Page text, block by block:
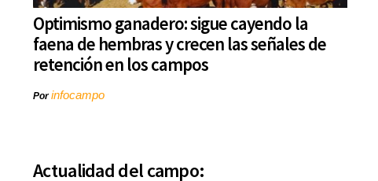
Optimismo ganadero: sigue cayendo la
faena de hembras y crecen las señales de
retención en los campos
Porinfocampo
Actualidad del campo: